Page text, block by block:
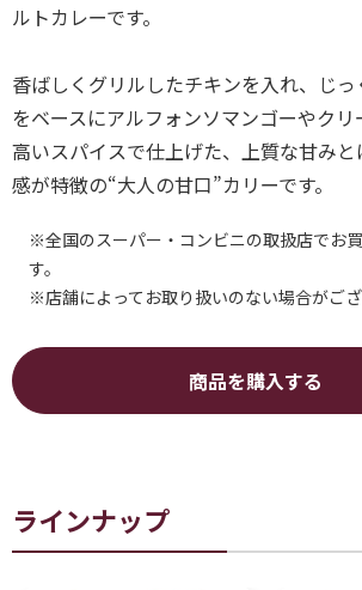
ルトカレーです。
香ばしくグリルしたチキンを入れ、じ
をベースにアルフォンソマンゴーやクリ
高いスパイスで仕上げた、上質な甘み
感が特徴の“大人の甘口”カリーです。
※全国のスーパー・コンビニの取扱店でお
す。
※店舗によってお取り扱いのない場合がござ
商品を購入する
ラインナップ